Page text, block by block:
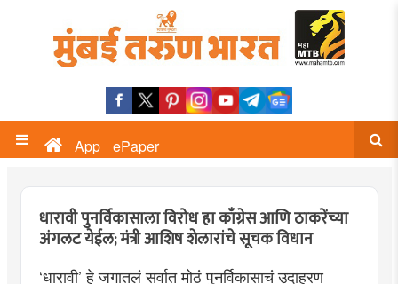
App ePaper
धारावी पुनर्विकासाला विरोध हा काँग्रेस आणि ठाकरेंच्या
अंगलट येईल; मंत्री आशिष शेलारांचे सूचक विधान
‘धारावी’ हे जगातलं सर्वात मोठं पुनर्विकासाचं उदाहरण